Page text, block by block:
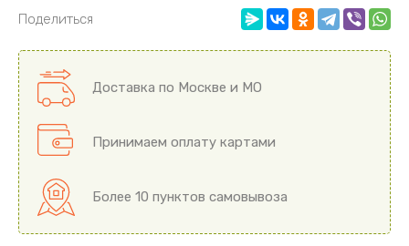
Поделиться
Доставка по Москве и МО
Принимаем оплату картами
Более 10 пунктов самовывоза